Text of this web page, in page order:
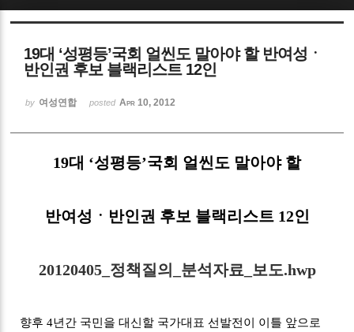
19대 ‘성평등’국회 얼씬도 말아야 할 반여성ㆍ
반인권 후보 블랙리스트 12인
by 여성연합 posted Apr 10, 2012
19대 ‘성평등’국회 얼씬도 말아야 할
반여성ㆍ반인권 후보 블랙리스트 12인
20120405_정책질의_분석자료_보도.hwp
향후 4년간 국민을 대신할 국가대표 선발전이 이틀 앞으로
Sketchbook5, 스케치북5
Sketchbook5, 스케치북5